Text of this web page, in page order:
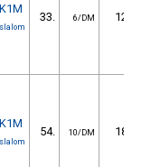
K1M
slalom
33. 6/DM 12.65
K1M
slalom
54. 10/DM 18.14